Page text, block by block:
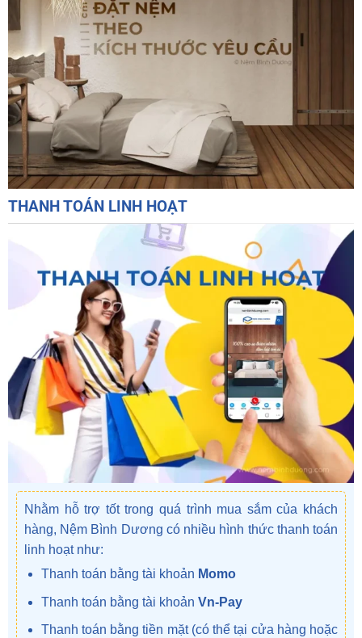
THANH TOÁN LINH HOẠT
Nhằm hỗ trợ tốt trong quá trình mua sắm của khách
hàng, Nệm Bình Dương có nhiều hình thức thanh toán
linh hoạt như:
Thanh toán bằng tài khoản Momo
Thanh toán bằng tài khoản Vn-Pay
Thanh toán bằng tiền mặt (có thể tại cửa hàng hoặc